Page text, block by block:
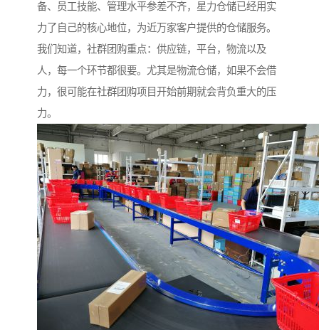
备、员工技能、管理水平参差不齐，星力仓储已经用实
力了自己的核心地位，为近万家客户提供的仓储服务。
我们知道，社群团购重点：供应链，平台，物流以及
人，每一个环节都很要。尤其是物流仓储，如果不会借
力，很可能在社群团购项目开始前期就会背负重大的压
力。